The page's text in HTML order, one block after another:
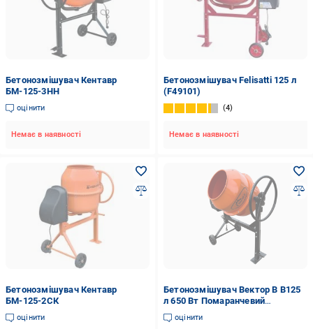
Бетонозмішувач Кентавр
БМ-125-3НН
оцінити
Немає в наявності
Бетонозмішувач Felisatti 125 л
(F49101)
4
Немає в наявності
Бетонозмішувач Кентавр
БМ-125-2СК
оцінити
Бетонозмішувач Вектор В B125
л 650 Вт Помаранчевий
(А0055162)
оцінити